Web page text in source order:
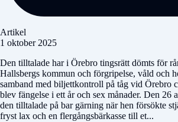
Artikel
1 oktober 2025
Den tilltalade har i Örebro tingsrätt dömts för
Hallsbergs kommun och förgripelse, våld och
samband med biljettkontroll på tåg vid Örebro
blev fängelse i ett år och sex månader. Den 26
den tilltalade på bar gärning när hen försökte
fryst lax och en flergångsbärkasse till et...